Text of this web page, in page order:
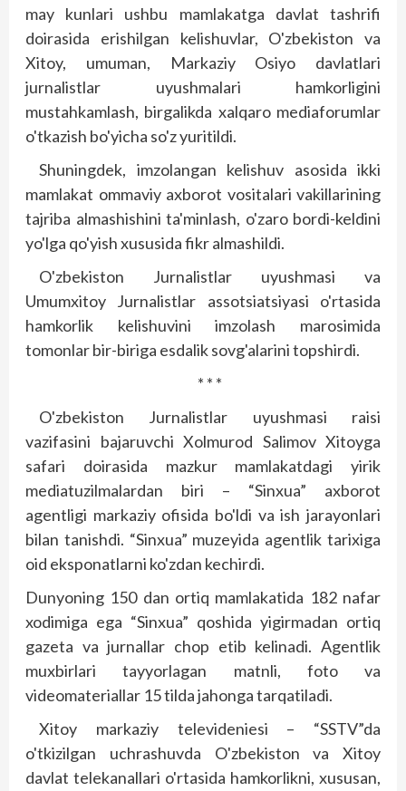
may kunlari ushbu mamlakatga davlat tashrifi
doirasida erishilgan kelishuvlar, O'zbekiston va
Xitoy, umuman, Markaziy Osiyo davlatlari
jurnalistlar uyushmalari hamkorligini
mustahkamlash, birgalikda xalqaro mediaforumlar
o'tkazish bo'yicha so'z yuritildi.
Shuningdek, imzolangan kelishuv asosida ikki
mamlakat ommaviy axborot vositalari vakillarining
taj­riba almashishini ta'minlash, o'zaro bordi-keldini
yo'lga qo'yish xususida fikr almashildi.
O'zbekiston Jurnalistlar uyushmasi va
Umumxitoy Jurnalistlar assotsiatsiyasi o'rtasida
hamkorlik kelishuvini imzolash marosimida
tomonlar bir-biriga esdalik sovg'alarini topshirdi.
* * *
O'zbekiston Jurnalistlar uyushmasi raisi
vazifasini bajaruvchi Xolmurod Salimov Xitoyga
safari doirasida mazkur mamlakatdagi yirik
mediatuzilmalardan biri – “Sinxua” axborot
agentligi markaziy ofisida bo'ldi va ish jarayonlari
bilan tanishdi. “Sinxua” muzeyida agentlik tarixiga
oid eksponatlarni ko'zdan kechirdi.
Dunyoning 150 dan ortiq mamlakatida 182 nafar
xodimiga ega “Sinxua” qoshida yigirmadan ortiq
gazeta va jurnallar chop etib kelinadi. Agentlik
muxbirlari tayyorlagan matn­­li, foto va
videomateriallar 15 tilda jahonga tarqatiladi.
Xitoy markaziy televideniesi – “SSTV”da
o'tkizilgan uchrashuvda O'zbekiston va Xitoy
davlat telekanallari o'rtasida hamkorlikni, xususan,